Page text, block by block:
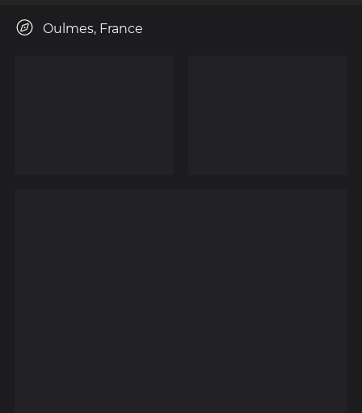
Oulmes, France